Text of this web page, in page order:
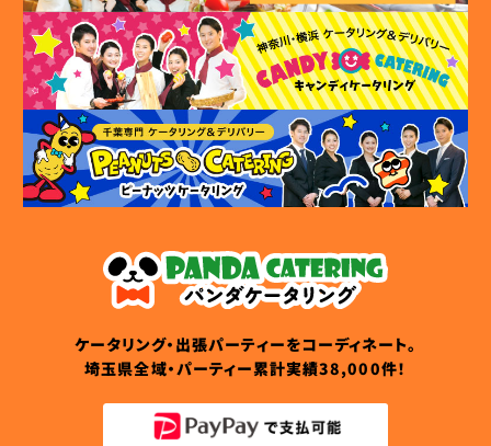
ケータリング・出張パーティーをコーディネート。
埼玉県全域・パーティー累計実績38,000件！